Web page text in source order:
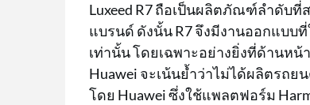
Luxeed R7 ถือเป็นผลิตภัณฑ์ลำดับ
แบรนด์ ดังนั้น R7 จึงมีงานออกแบบ
เท่านั้น โดยเฉพาะอย่างยิ่งที่ด้านห
Huawei จะเน้นย้ำว่าไม่ได้ผลิตรถ
โดย Huawei ซึ่งใช้แพลตฟอร์ม